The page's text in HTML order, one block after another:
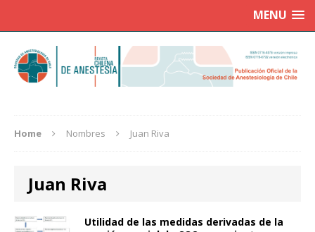
MENU
Home Nombres Juan Riva
Juan Riva
Utilidad de las medidas derivadas de la